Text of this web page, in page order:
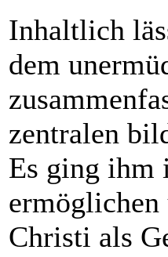
Inhaltlich
dem
zentralen
Es ging ihm
ermöglichen
Christi als